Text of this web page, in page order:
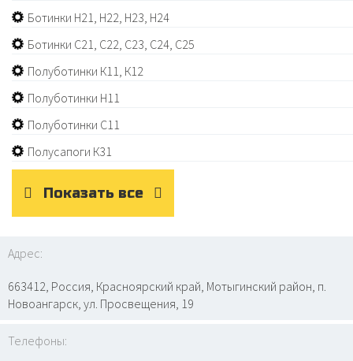
Ботинки Н21, Н22, Н23, Н24
Ботинки С21, С22, С23, С24, С25
Полуботинки К11, К12
Полуботинки Н11
Полуботинки С11
Полусапоги К31
Показать все
Адрес:
663412, Россия, Красноярский край, Мотыгинский район, п.
Новоангарск, ул. Просвещения, 19
Телефоны: